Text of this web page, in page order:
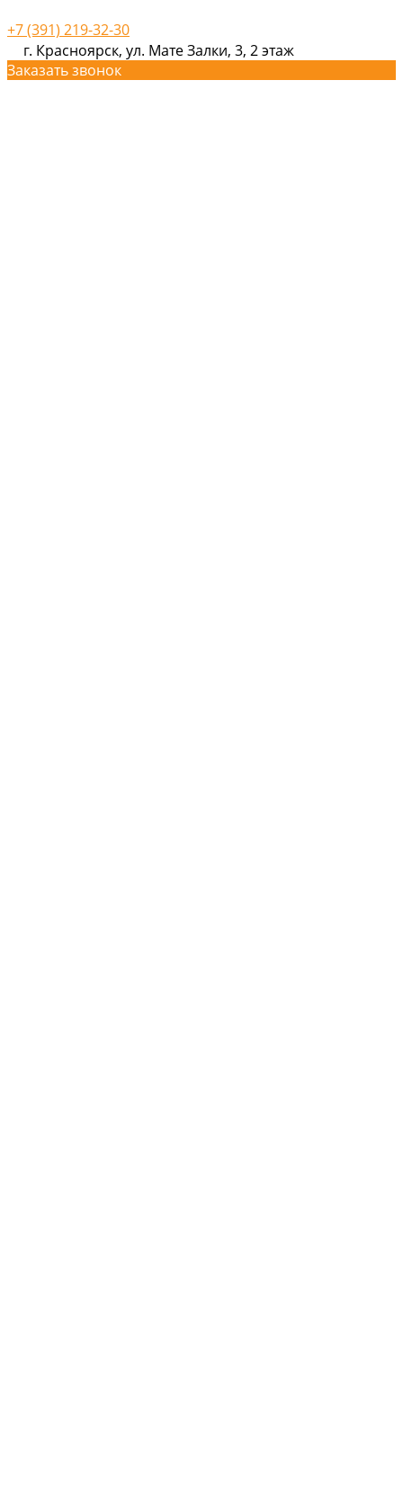
+7 (391) 219-32-30
г. Красноярск, ул. Мате Залки, 3, 2 этаж
Заказать звонок